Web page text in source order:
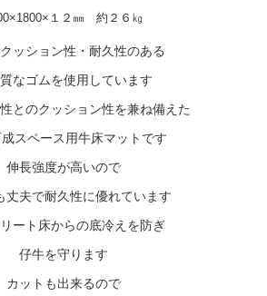
１２㎜ 約２６㎏
ッション性・耐久性のある
なゴムを使用しています
とのクッション性を兼ね備えた
スペース用牛床マットです
伸長強度が高いので
丈夫で耐久性に優れています
ート床からの底冷えを防ぎ
仔牛を守ります
カットも出来るので